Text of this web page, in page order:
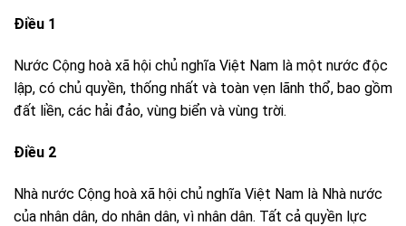
Điều 1
Nước Cộng hoà xã hội chủ nghĩa Việt Nam là một nước độc
lập, có chủ quyền, thống nhất và toàn vẹn lãnh thổ, bao gồm
đất liền, các hải đảo, vùng biển và vùng trời.
Điều 2
Nhà nước Cộng hoà xã hội chủ nghĩa Việt Nam là Nhà nước
của nhân dân, do nhân dân, vì nhân dân. Tất cả quyền lực